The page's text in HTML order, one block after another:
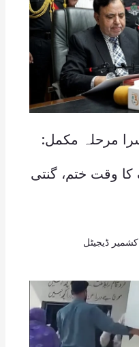
مرحلہ مکمل:
کا وقت ختم، گنتی
کشمیر ڈیجیٹل